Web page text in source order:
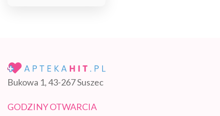
Bukowa 1, 43-267 Suszec
GODZINY OTWARCIA